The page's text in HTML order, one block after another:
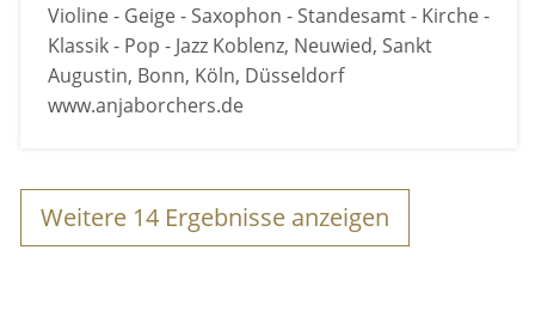
Violine - Geige - Saxophon - Standesamt - Kirche -
Klassik - Pop - Jazz Koblenz, Neuwied, Sankt
Augustin, Bonn, Köln, Düsseldorf
www.anjaborchers.de
Weitere 14 Ergebnisse anzeigen